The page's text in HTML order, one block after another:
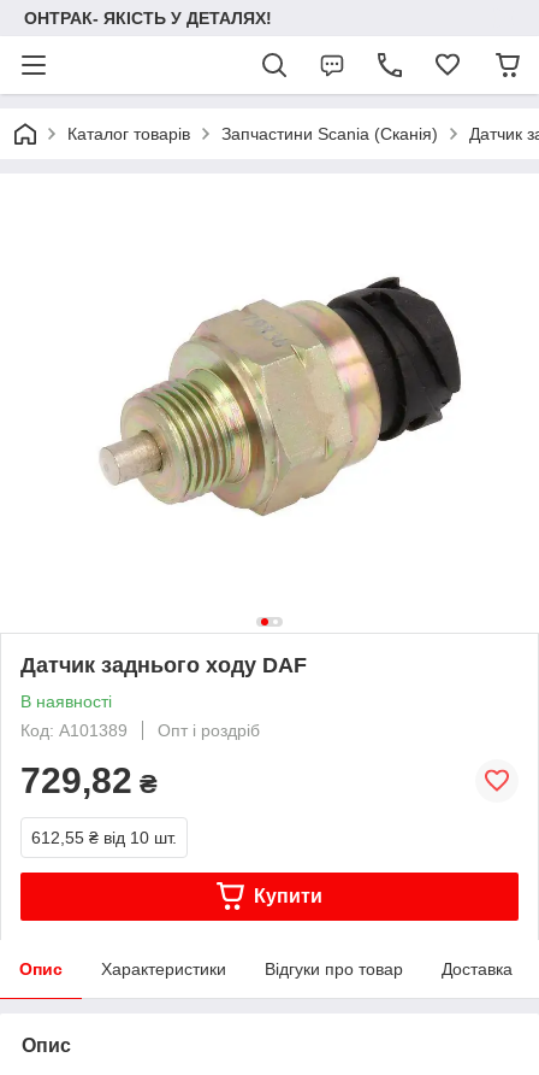
ОНТРАК- ЯКІСТЬ У ДЕТАЛЯХ!
Каталог товарів Запчастини Scania (Сканія) Датчик
Датчик заднього ходу DAF
В наявності
Код: A101389
Опт і роздріб
729,82 ₴
612,55 ₴ від 10 шт.
Купити
Опис Характеристики Відгуки про товар Доставка
Опис